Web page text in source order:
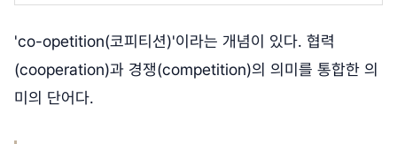
'co-opetition(코피티션)'이라는 개념이 있다. 협력
(cooperation)과 경쟁(competition)의 의미를 통합한 의
미의 단어다.